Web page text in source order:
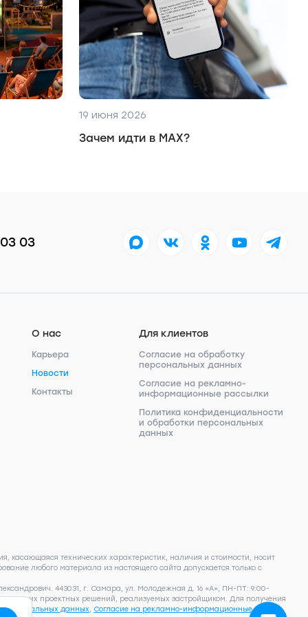
19 июня 2026
Зачем идти в MAX?
03
О нас
Карьера
Новости
Контакты
Для клиентов
Согласие на обработку
персональных данных
Согласие на рекламно-
информационные рассылки
Политика конфиденциальности
и обработки персональных
данных
касающаяся технических характеристик, наличия и стоимости, носит
любого материала из настоящего сайта допускается только с
443031, г. Самара, ул. Молодежная д. 16 «А», ПН-ПТ: 9:00-
проектных решений, реализуемых застройщиком. Для получения
персональных данных, Согласие на рекламно-информационные